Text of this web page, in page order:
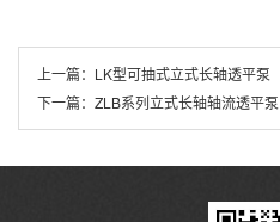
上一篇： LK型可抽式立式长轴透平泵
下一篇： ZLB系列立式长轴轴流透平泵